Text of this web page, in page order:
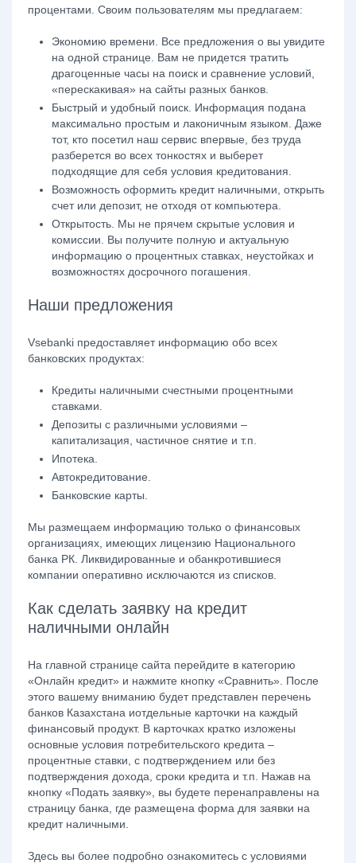
процентами. Своим пользователям мы предлагаем:
Экономию времени. Все предложения о вы увидите
на одной странице. Вам не придется тратить
драгоценные часы на поиск и сравнение условий,
«перескакивая» на сайты разных банков.
Быстрый и удобный поиск. Информация подана
максимально простым и лаконичным языком. Даже
тот, кто посетил наш сервис впервые, без труда
разберется во всех тонкостях и выберет
подходящие для себя условия кредитования.
Возможность оформить кредит наличными, открыть
счет или депозит, не отходя от компьютера.
Открытость. Мы не прячем скрытые условия и
комиссии. Вы получите полную и актуальную
информацию о процентных ставках, неустойках и
возможностях досрочного погашения.
Наши предложения
Vsebanki предоставляет информацию обо всех
банковских продуктах:
Кредиты наличными счестными процентными
ставками.
Депозиты с различными условиями –
капитализация, частичное снятие и т.п.
Ипотека.
Автокредитование.
Банковские карты.
Мы размещаем информацию только о финансовых
организациях, имеющих лицензию Национального
банка РК. Ликвидированные и обанкротившиеся
компании оперативно исключаются из списков.
Как сделать заявку на кредит
наличными онлайн
На главной странице сайта перейдите в категорию
«Онлайн кредит» и нажмите кнопку «Сравнить». После
этого вашему вниманию будет представлен перечень
банков Казахстана иотдельные карточки на каждый
финансовый продукт. В карточках кратко изложены
основные условия потребительского кредита –
процентные ставки, с подтверждением или без
подтверждения дохода, сроки кредита и т.п. Нажав на
кнопку «Подать заявку», вы будете перенаправлены на
страницу банка, где размещена форма для заявки на
кредит наличными.
Здесь вы более подробно ознакомитесь с условиями